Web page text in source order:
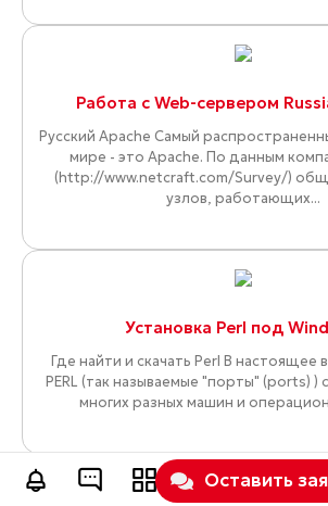
Работа с Web-сервером
Русский Apache Самый
мире - это Apache. По данным
(http://www.netcraft.com/Survey/)
узлов, работающих...
Установка Perl под
Где найти и скачать Perl В настоящее
PERL (так называемые "порты" (ports)
многих разных машин и
Оставить